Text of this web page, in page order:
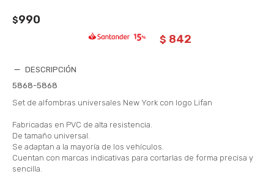
$990
$ 842
DESCRIPCIÓN
5868-5868
Set de alfombras universales New York con logo Lifan
Fabricadas en PVC de alta resistencia.
De tamaño universal.
Se adaptan a la mayoría de los vehículos.
Cuentan con marcas indicativas para cortarlas de forma precisa y
sencilla.